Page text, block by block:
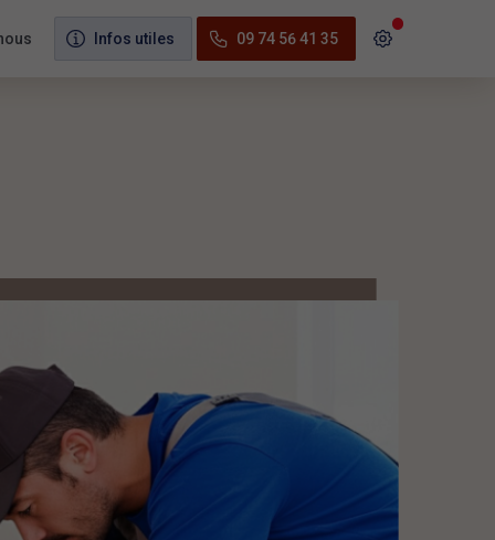
Infos utiles 09 74 56 41 35